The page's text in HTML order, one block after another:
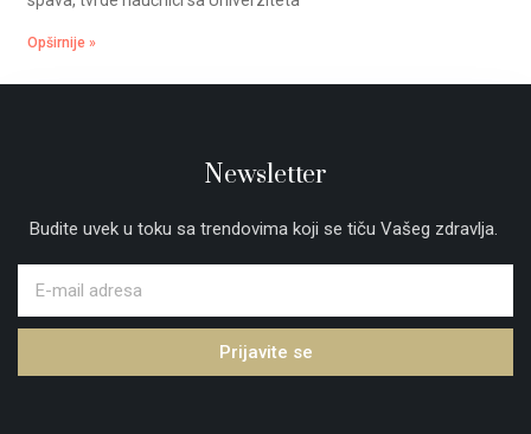
Opširnije »
Newsletter
Budite uvek u toku sa trendovima koji se tiču Vašeg zdravlja.
Prijavite se